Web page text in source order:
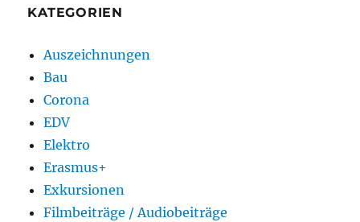
KATEGORIEN
Auszeichnungen
Bau
Corona
EDV
Elektro
Erasmus+
Exkursionen
Filmbeiträge / Audiobeiträge